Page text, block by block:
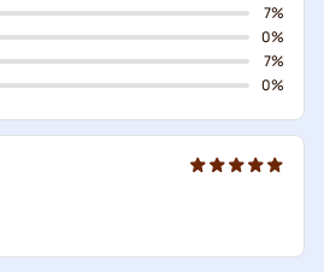
7%
0%
7%
0%